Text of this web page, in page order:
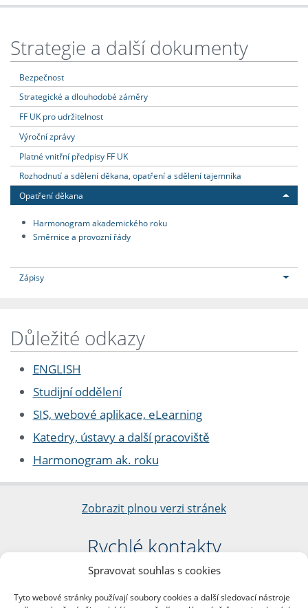
Spravovat souhlas s cookies
Tyto webové stránky používají soubory cookies a další sledovací nástroje
Strategie a další dokumenty
Bezpečnost
Strategické a dlouhodobé záměry
FF UK pro udržitelnost
Výroční zprávy
Platné vnitřní předpisy FF UK
Rozhodnutí a sdělení děkana, opatření a sdělení tajemníka
Opatření děkana
Harmonogram akademického roku
Směrnice a provozní řády
Zápisy
Důležité odkazy
ENGLISH
Studijní oddělení
SIS, webové aplikace, eLearning
Katedry, ústavy a další pracoviště
Harmonogram ak. roku
Zobrazit plnou verzi stránek
Rychlé kontakty
Filozofická fakulta
nám. Jana Palacha 1/2